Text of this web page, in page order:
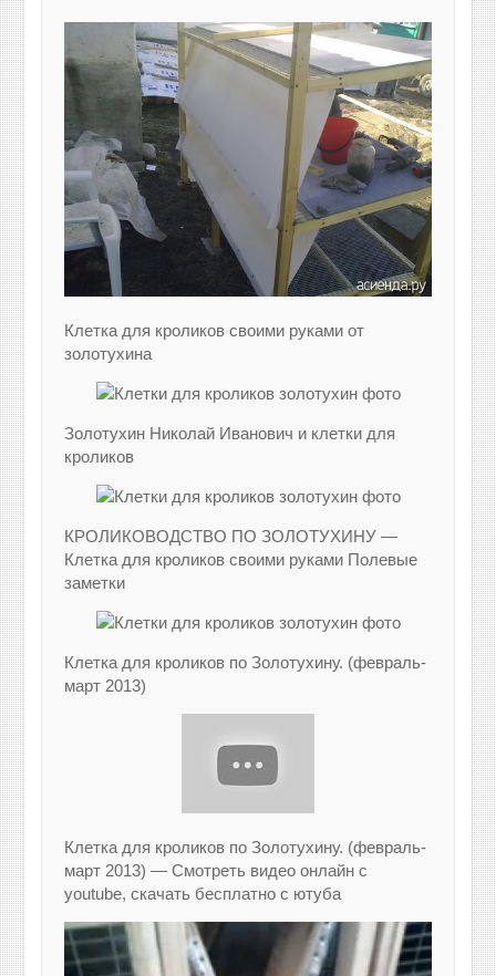
Клетка для кроликов своими руками от
золотухина
Золотухин Николай Иванович и клетки для
кроликов
КРОЛИКОВОДСТВО ПО ЗОЛОТУХИНУ —
Клетка для кроликов своими руками Полевые
заметки
Клетка для кроликов по Золотухину. (февраль-
март 2013)
Клетка для кроликов по Золотухину. (февраль-
март 2013) — Cмотреть видео онлайн с
youtube, скачать бесплатно с ютуба